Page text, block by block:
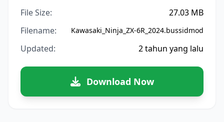
File Size:
27.03 MB
Filename:
Kawasaki_Ninja_ZX-6R_2024.bussidmod
Updated: 2 tahun yang lalu
Download Now